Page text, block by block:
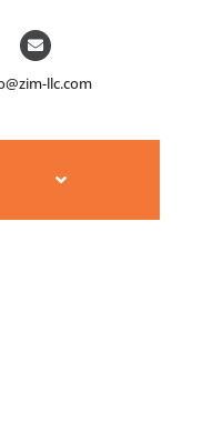
llc.com